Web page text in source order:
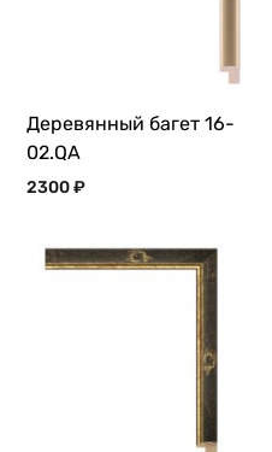
Деревянный багет 16-
02.QA
2300₽